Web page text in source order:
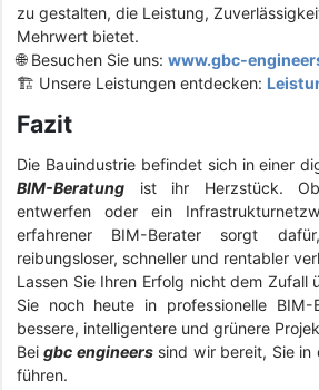
zu gestalten, die Leistung,
Mehrwert bietet.
🌐 Besuchen Sie uns: www.gbc-
🏗️ Unsere Leistungen entdecken:
Fazit
Die Bauindustrie befindet sich in einer
BIM-Beratung ist ihr Herzstück.
entwerfen oder ein
erfahrener BIM-Berater sorgt
reibungsloser, schneller und rentabler
Lassen Sie Ihren Erfolg nicht dem Zufall
Sie noch heute in professionelle BIM-
bessere, intelligentere und grünere
Beigbc engineerssind wir bereit, Sie in
führen.